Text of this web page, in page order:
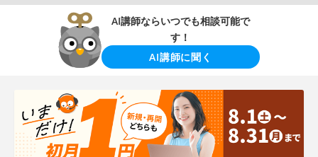
AI講師ならいつでも相談可能で
す！
AI講師に聞く